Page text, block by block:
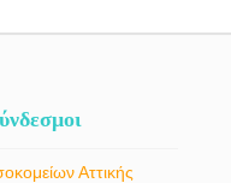
Αττικής